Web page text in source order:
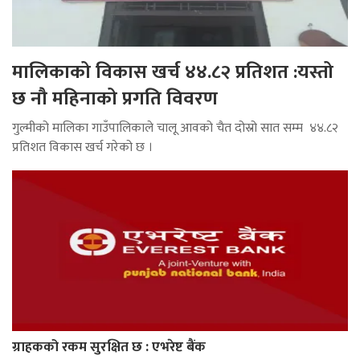
मालिकाको विकास खर्च ४४.८२ प्रतिशत :यस्तो
छ नौ महिनाको प्रगति विवरण
गुल्मीको मालिका गाउँपालिकाले चालू आवको चैत दोस्रो सात सम्म ४४.८२
प्रतिशत विकास खर्च गरेको छ ।
ग्राहकको रकम सुरक्षित छ : एभरेष्ट बैंक